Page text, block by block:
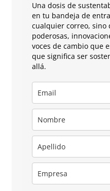
Una dosis de
en tu bandeja de
cualquier correo, sino
poderosas,
voces de cambio que
que significa ser
allá.